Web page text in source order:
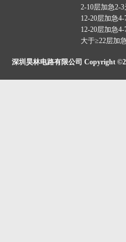
2-10层加急2-3
12-20层加急4-
12-20层加急4-
大于≥22层加
深圳昊林电路有限公司 Copyright